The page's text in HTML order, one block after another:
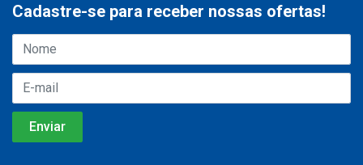
Cadastre-se para receber nossas ofertas!